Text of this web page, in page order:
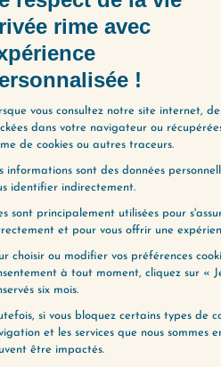
📚J’ACHÈTE
le best-seller pour
milliers de